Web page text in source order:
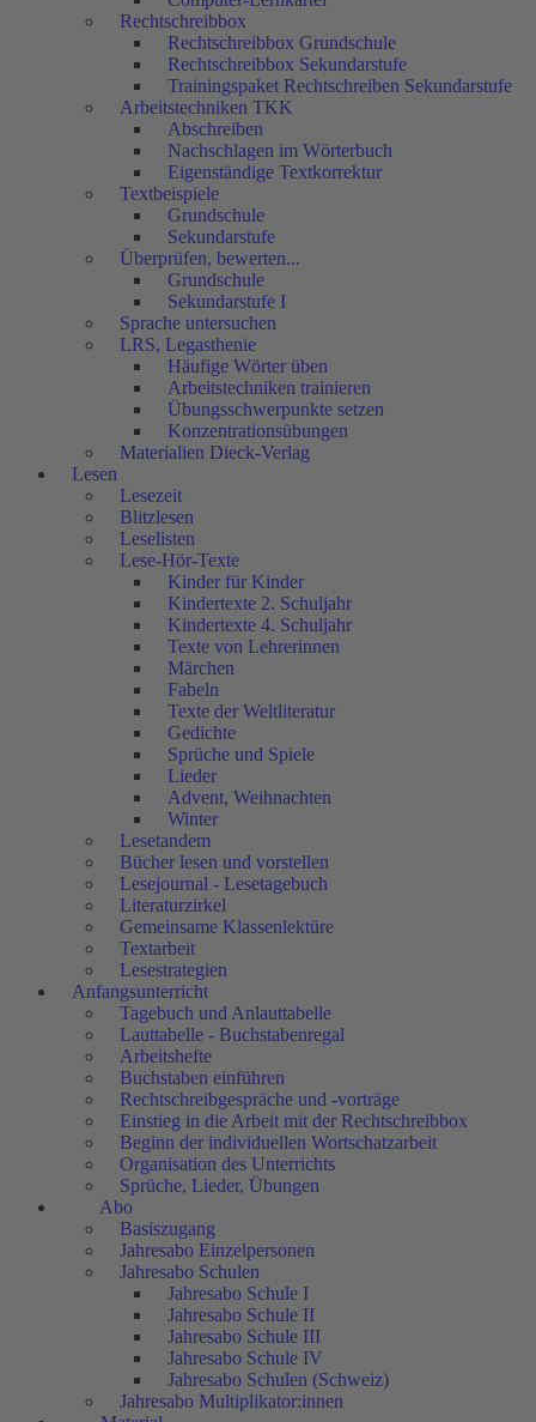
Rechtschreibbox
Rechtschreibbox Grundschule
Rechtschreibbox Sekundarstufe
Trainingspaket Rechtschreiben Sekundarstufe
Arbeitstechniken TKK
Abschreiben
Nachschlagen im Wörterbuch
Eigenständige Textkorrektur
Textbeispiele
Grundschule
Sekundarstufe
Überprüfen, bewerten...
Grundschule
Sekundarstufe I
Sprache untersuchen
LRS, Legasthenie
Häufige Wörter üben
Arbeitstechniken trainieren
Übungsschwerpunkte setzen
Konzentrationsübungen
Materialien Dieck-Verlag
Lesen
Lesezeit
Blitzlesen
Leselisten
Lese-Hör-Texte
Kinder für Kinder
Kindertexte 2. Schuljahr
Kindertexte 4. Schuljahr
Texte von Lehrerinnen
Märchen
Fabeln
Texte der Weltliteratur
Gedichte
Sprüche und Spiele
Lieder
Advent, Weihnachten
Winter
Lesetandem
Bücher lesen und vorstellen
Lesejournal - Lesetagebuch
Literaturzirkel
Gemeinsame Klassenlektüre
Textarbeit
Lesestrategien
Anfangsunterricht
Tagebuch und Anlauttabelle
Lauttabelle - Buchstabenregal
Arbeitshefte
Buchstaben einführen
Rechtschreibgespräche und -vorträge
Einstieg in die Arbeit mit der Rechtschreibbox
Beginn der individuellen Wortschatzarbeit
Organisation des Unterrichts
Sprüche, Lieder, Übungen
Abo
Basiszugang
Jahresabo Einzelpersonen
Jahresabo Schulen
Jahresabo Schule I
Jahresabo Schule II
Jahresabo Schule III
Jahresabo Schule IV
Jahresabo Schulen (Schweiz)
Jahresabo Multiplikator:innen